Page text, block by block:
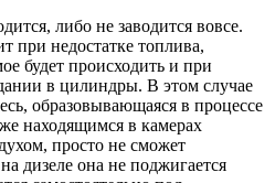
либо не заводится вовсе.
при недостатке топлива,
будет происходить и при
в цилиндры. В этом случае
образовывающаяся в процессе
находящимся в камерах
просто не сможет
дизеле она не поджигается